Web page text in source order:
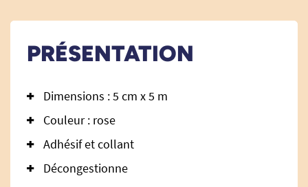
PRÉSENTATION
Dimensions : 5 cm x 5 m
Couleur : rose
Adhésif et collant
Décongestionne